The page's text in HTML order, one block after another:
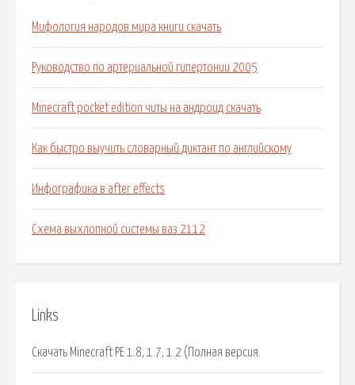
Мифология народов мира книги скачать
Руководство по артериальной гипертонии 2005
Minecraft pocket edition читы на андроид скачать
Как быстро выучить словарный диктант по английскому
Инфографика в after effects
Схема выхлопной системы ваз 2112
Links
Скачать Minecraft PE 1.8, 1.7, 1.2 (Полная версия.